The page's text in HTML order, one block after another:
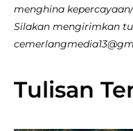
menghina
Silakan mengirimkan
Tulisan